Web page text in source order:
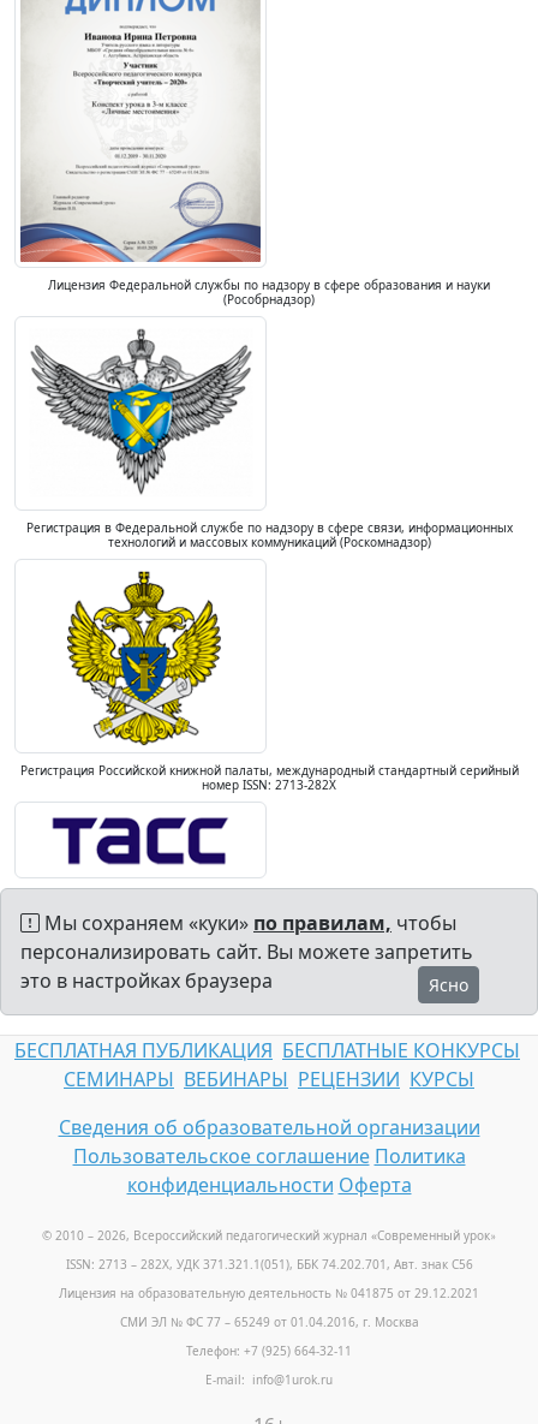
Лицензия Федеральной службы по надзору в сфере образования и науки
(Рособрнадзор)
Регистрация в Федеральной службе по надзору в сфере связи, информационных
технологий и массовых коммуникаций (Роскомнадзор)
Регистрация Российской книжной палаты, международный стандартный серийный
номер ISSN: 2713-282X
Мы сохраняем «куки» по правилам, чтобы
персонализировать сайт. Вы можете запретить
это в настройках браузера
Ясно
БЕСПЛАТНАЯ ПУБЛИКАЦИЯ БЕСПЛАТНЫЕ КОНКУРСЫ
СЕМИНАРЫ ВЕБИНАРЫ РЕЦЕНЗИИ КУРСЫ
Сведения об образовательной организации
Пользовательское соглашение Политика
конфиденциальности Оферта
© 2010 – 2026, Всероссийский педагогический журнал «Современный урок»
ISSN: 2713 – 282X, УДК 371.321.1(051), ББК 74.202.701, Авт. знак С56
Лицензия на образовательную деятельность № 041875 от 29.12.2021
СМИ ЭЛ № ФС 77 – 65249 от 01.04.2016, г. Москва
Телефон: +7 (925) 664-32-11
E-mail: info@1urok.ru